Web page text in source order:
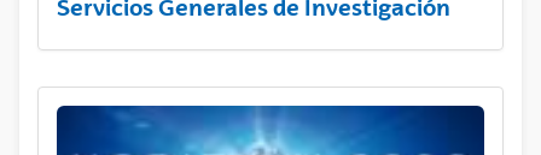
Servicios Generales de Investigación